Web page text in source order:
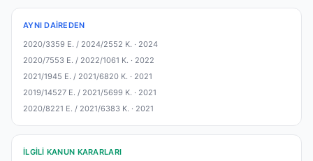
AYNI DAIREDEN
2020/3359 E. / 2024/2552 K. · 2024
2020/7553 E. / 2022/1061 K. · 2022
2021/1945 E. / 2021/6820 K. · 2021
2019/14527 E. / 2021/5699 K. · 2021
2020/8221 E. / 2021/6383 K. · 2021
İLGILI KANUN KARARLARI